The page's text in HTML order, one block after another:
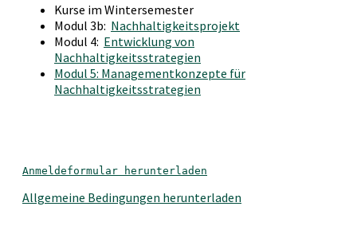
Kurse im Wintersemester
Modul 3b: Nachhaltigkeitsprojekt
Modul 4: Entwicklung von
Nachhaltigkeitsstrategien
Modul 5: Managementkonzepte für
Nachhaltigkeitsstrategien
Anmeldeformular herunterladen
Allgemeine Bedingungen herunterladen